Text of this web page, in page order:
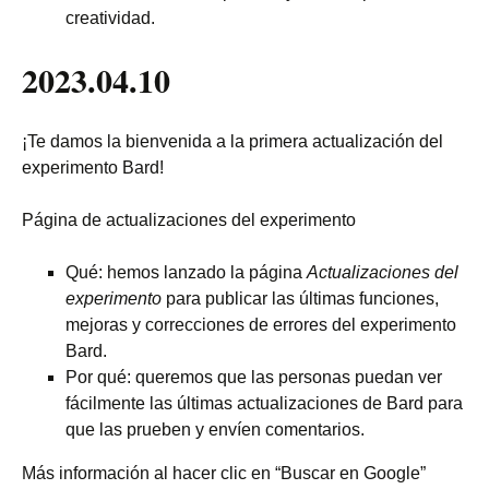
creatividad.
2023.04.10
¡Te damos la bienvenida a la primera actualización del
experimento Bard!
Página de actualizaciones del experimento
Qué: hemos lanzado la página Actualizaciones del
experimento para publicar las últimas funciones,
mejoras y correcciones de errores del experimento
Bard.
Por qué: queremos que las personas puedan ver
fácilmente las últimas actualizaciones de Bard para
que las prueben y envíen comentarios.
Más información al hacer clic en “Buscar en Google”